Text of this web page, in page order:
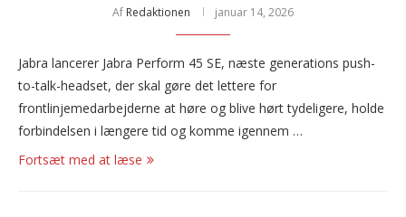
Af Redaktionen januar 14, 2026
Jabra lancerer Jabra Perform 45 SE, næste generations push-
to-talk-headset, der skal gøre det lettere for
frontlinjemedarbejderne at høre og blive hørt tydeligere, holde
forbindelsen i længere tid og komme igennem …
Fortsæt med at læse